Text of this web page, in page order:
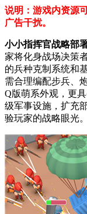
说明：游戏内资源
广告干扰。
小小指挥官战略部
家将化身战场决策
的兵种克制系统和
需合理编配步兵、
Q版萌系外观，更
级军事设施，扩充
验玩家的战略眼光。